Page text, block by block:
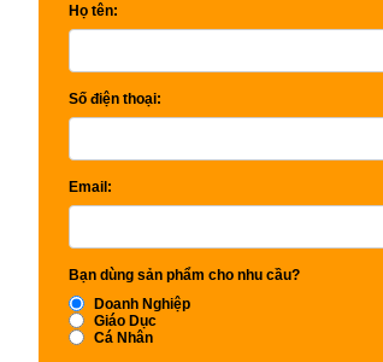
Họ tên:
Số điện thoại:
Email:
Bạn dùng sản phẩm cho nhu cầu?
Doanh Nghiệp
Giáo Dục
Cá Nhân